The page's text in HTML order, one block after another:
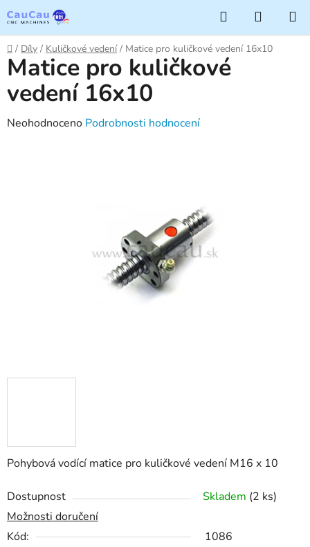
na
obsah
Hledat
KOŠÍK
Domů
/ Díly / Kuličkové vedení / Matice pro kuličkové vedení 16x10
Pohybová vodící matice pro kuličkové vedení M16 x 10
Dostupnost Skladem (2 ks)
Možnosti doručení
Kód:
1086
Matice pro kuličkové
vedení 16x10
Průměrné
Neohodnoceno Podrobnosti hodnocení